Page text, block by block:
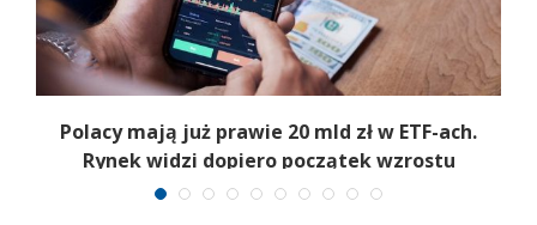
Polacy mają już prawie 20 mld zł w ETF-ach.
Rynek widzi dopiero początek wzrostu